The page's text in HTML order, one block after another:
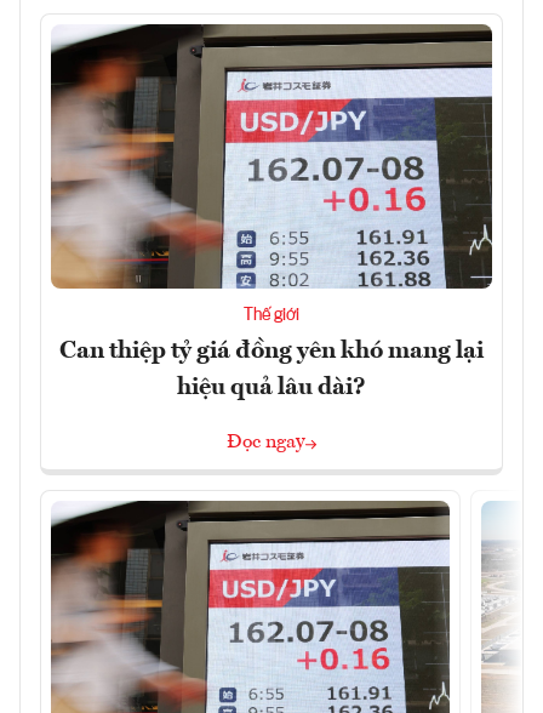
Thế giới
Can thiệp tỷ giá đồng yên khó mang lại
hiệu quả lâu dài?
Đọc ngay